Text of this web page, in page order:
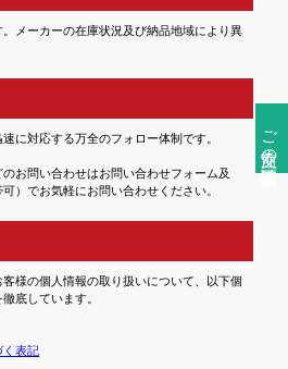
ご注文前の確認事項
メーカーの在庫状況及び納品地域により異
に対応する万全のフォロー体制です。
お問い合わせはお問い合わせフォーム及
）でお気軽にお問い合わせください。
様の個人情報の取り扱いについて、以下個
底しています。
く表記